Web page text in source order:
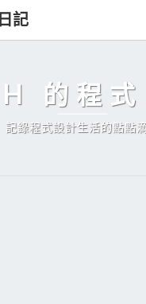
記
的程式
記錄程式設計生活的點點